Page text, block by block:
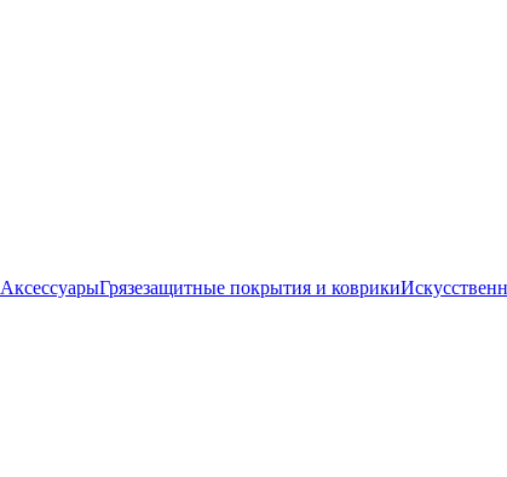
АксессуарыГрязезащитные покрытия и коврики